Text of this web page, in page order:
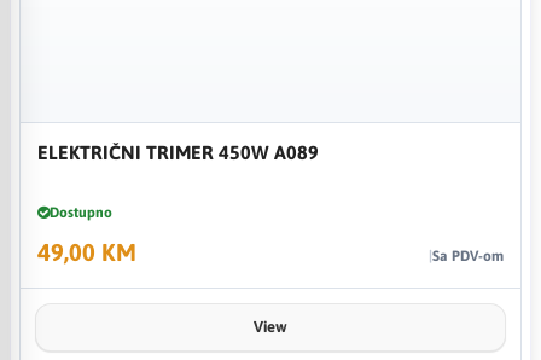
ELEKTRIČNI TRIMER 450W A089
Dostupno
49,00 KM Sa PDV-om
View